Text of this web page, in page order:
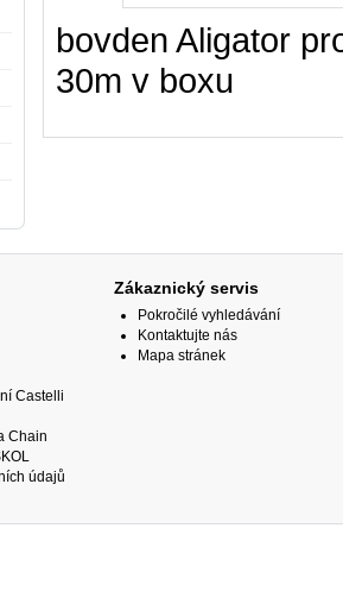
bovden Aligator
30m v boxu
Castelli
Chain
údajů
Zákaznický servis
Pokročilé vyhledávání
Kontaktujte nás
Mapa stránek